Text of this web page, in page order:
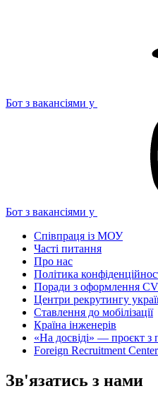
Бот з вакансіями у
Бот з вакансіями у
Співпраця із МОУ
Часті питання
Про нас
Політика
Поради з оформлення CV
Центри рекрутингу
Ставлення до мобілізації
Країна інженерів
«На досвіді» — проєкт з
Foreign Recruitment Center
Зв'язатись з нами